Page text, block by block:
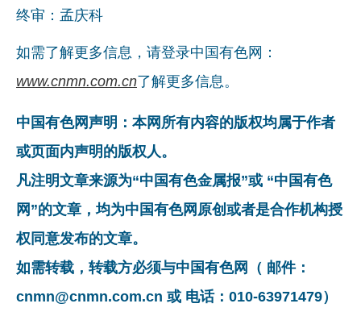
终审：孟庆科
如需了解更多信息，请登录中国有色网：
www.cnmn.com.cn了解更多信息。
中国有色网声明：本网所有内容的版权均属于作者
或页面内声明的版权人。
凡注明文章来源为“中国有色金属报”或 “中国有色
网”的文章，均为中国有色网原创或者是合作机构授
权同意发布的文章。
如需转载，转载方必须与中国有色网（ 邮件：
cnmn@cnmn.com.cn 或 电话：010-63971479）